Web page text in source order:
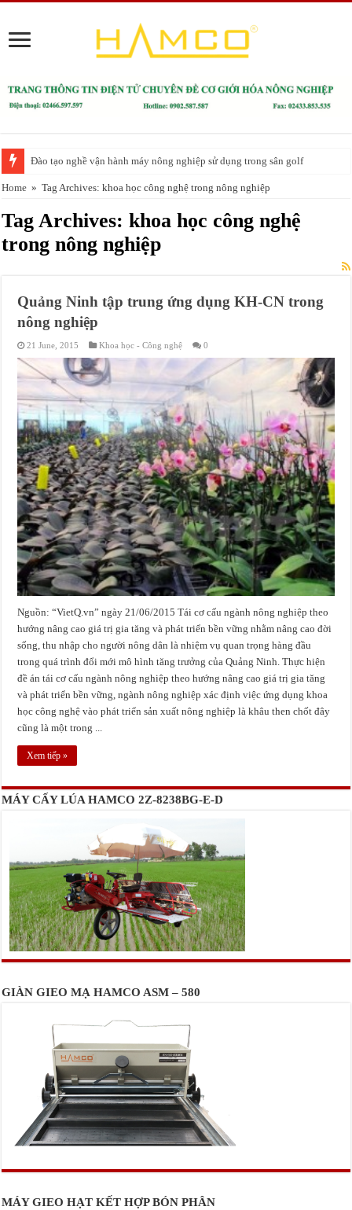
Đào tạo nghề vận hành máy nông nghiệp sử dụng trong sân golf
Home » Tag Archives: khoa học công nghệ trong nông nghiệp
Tag Archives:khoa học công nghệ
trong nông nghiệp
Quảng Ninh tập trung ứng dụng KH-CN trong
nông nghiệp
21 June, 2015 Khoa học - Công nghệ 0
Nguồn: “VietQ.vn” ngày 21/06/2015 Tái cơ cấu ngành nông nghiệp theo
hướng nâng cao giá trị gia tăng và phát triển bền vững nhằm nâng cao đời
sống, thu nhập cho người nông dân là nhiệm vụ quan trọng hàng đầu
trong quá trình đổi mới mô hình tăng trưởng của Quảng Ninh. Thực hiện
đề án tái cơ cấu ngành nông nghiệp theo hướng nâng cao giá trị gia tăng
và phát triển bền vững, ngành nông nghiệp xác định việc ứng dụng khoa
học công nghệ vào phát triển sản xuất nông nghiệp là khâu then chốt đây
cũng là một trong ...
Xem tiếp »
MÁY CẤY LÚA HAMCO 2Z-8238BG-E-D
GIÀN GIEO MẠ HAMCO ASM – 580
MÁY GIEO HẠT KẾT HỢP BÓN PHÂN